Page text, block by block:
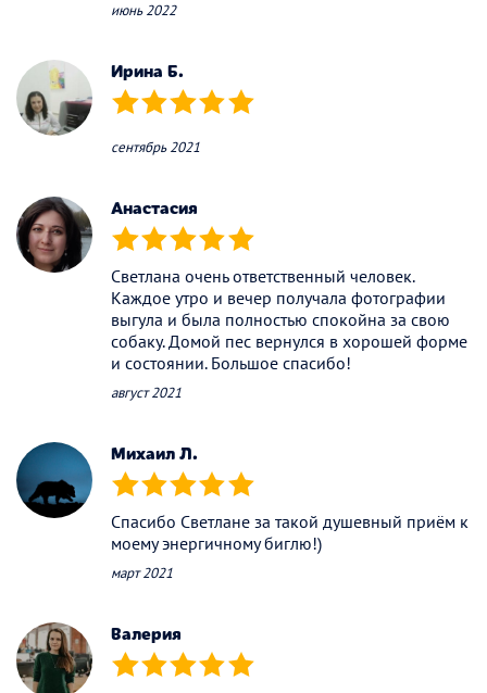
июнь 2022
Ирина Б.
(*) (*) (*) (*) (*)
сентябрь 2021
Анастасия
(*) (*) (*) (*) (*)
Светлана очень ответственный человек.
Каждое утро и вечер получала фотографии
выгула и была полностью спокойна за свою
собаку. Домой пес вернулся в хорошей форме
и состоянии. Большое спасибо!
август 2021
Михаил Л.
(*) (*) (*) (*) (*)
Спасибо Светлане за такой душевный приём к
моему энергичному биглю!)
март 2021
Валерия
(*) (*) (*) (*) (*)